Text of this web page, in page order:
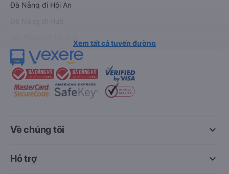
Đà Nẵng đi Hội An
Xem tất cả tuyến đường
keyboard_arrow_down
Về chúng tôi
keyboard_arrow_down
Hỗ trợ